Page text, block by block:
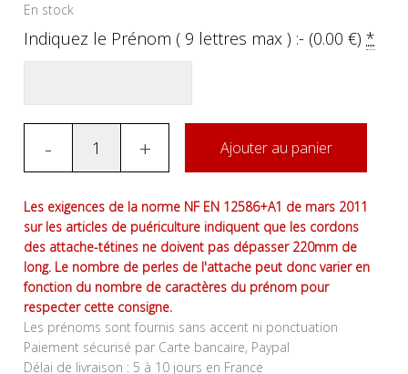
En stock
Indiquez le Prénom ( 9 lettres max ) :- (0.00€)*
- + Ajouter au panier
Les exigences de la norme NF EN 12586+A1 de mars 2011
sur les articles de puériculture indiquent que les cordons
des attache-tétines ne doivent pas dépasser 220mm de
long. Le nombre de perles de l'attache peut donc varier en
fonction du nombre de caractères du prénom pour
respecter cette consigne.
Les prénoms sont fournis sans accent ni ponctuation
Paiement sécurisé par Carte bancaire, Paypal
Délai de livraison : 5 à 10 jours en France